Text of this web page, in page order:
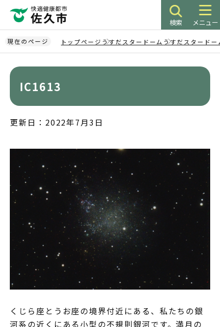
ペ
ー
ジ
検索 メニュー
現在のページ トップページ うすだスタードーム うすだスタード
IC1613
更新日：2022年7月3日
くじら座とうお座の境界付近にある、私たちの銀
河系の近くにある小型の不規則銀河です。満月の